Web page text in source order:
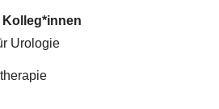
Kolleg*innen
Urologie